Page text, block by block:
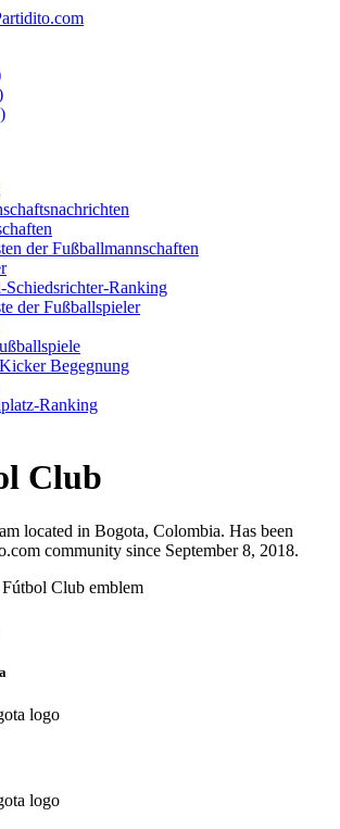
der Fußballmannschaften
Schiedsrichter-Ranking
der Fußballspieler
Begegnung
Ranking
Club
located in Bogota, Colombia. Has been
community since September 8, 2018.